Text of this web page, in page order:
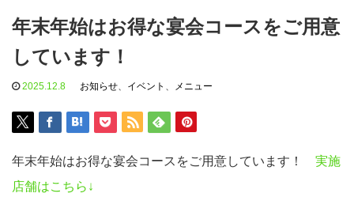
年末年始はお得な宴会コースをご用意
しています！
2025.12.8 お知らせ、 イベント 、 メニュー
年末年始はお得な宴会コースをご用意しています！ 実施
店舗はこちら↓